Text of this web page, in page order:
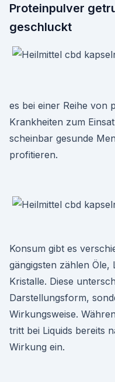
Proteinpulver
geschluckt
es bei einer Reihe von
Krankheiten zum
scheinbar gesunde
profitieren.
Konsum gibt es
gängigsten zählen Öle,
Kristalle. Diese
Darstellungsform,
Wirkungsweise.
tritt bei Liquids bereits
Wirkung ein.